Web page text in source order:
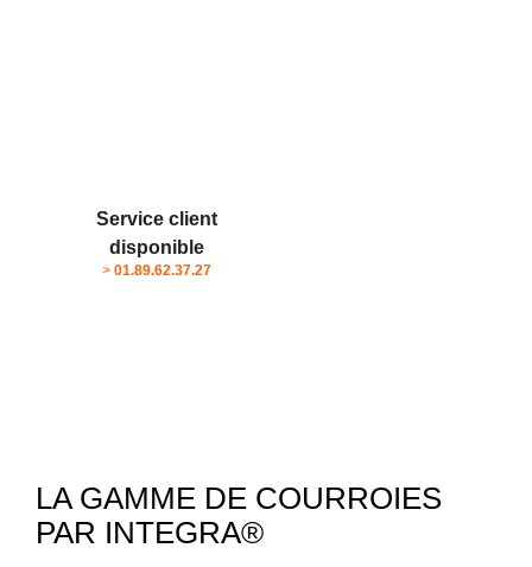
Service client
disponible
> 01.89.62.37.27
LA GAMME DE COURROIES
PAR INTEGRA®